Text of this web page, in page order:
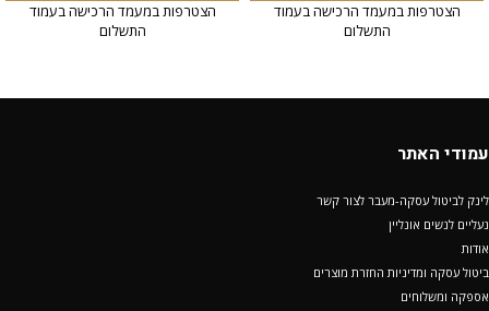
הצטרפות במעמד הרכישה בעמוד
התשלום
הצטרפות במעמד הרכישה בעמוד
התשלום
עמודי האתר
לינק לביטול עסקה-מעבר לצור קשר
נעליים לנשים אונליין
אודות
ביטול עסקה ומדיניות החזרת מוצרים
אספקה ומשלוחים